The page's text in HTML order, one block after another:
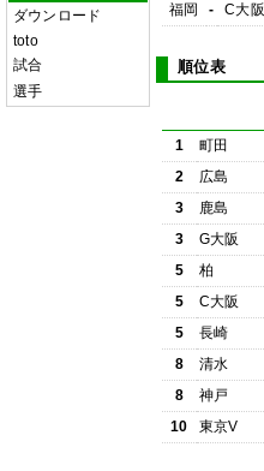
ダウンロード
toto
試合
選手
福岡
- C大阪
順位表
1 町田
2
広島
3
鹿島
3
G大阪
5
柏
5
C大阪
5
長崎
8
清水
8
神戸
10
東京V